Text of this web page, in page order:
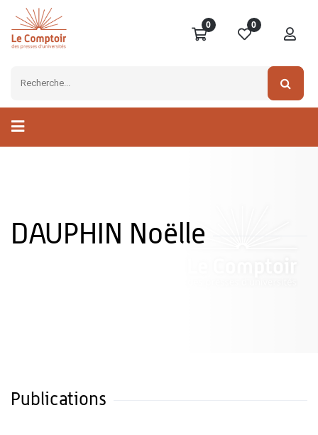
0 0
DAUPHIN Noëlle
Publications